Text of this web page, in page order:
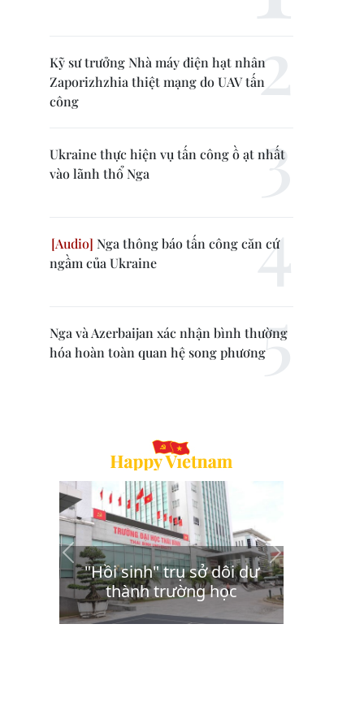
Kỹ sư trưởng Nhà máy điện hạt nhân
Zaporizhzhia thiệt mạng do UAV tấn
công
Ukraine thực hiện vụ tấn công ồ ạt nhất
vào lãnh thổ Nga
Nga thông báo tấn công căn cứ
ngầm của Ukraine
Nga và Azerbaijan xác nhận bình thường
hóa hoàn toàn quan hệ song phương